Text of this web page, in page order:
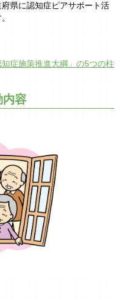
県に認知症ピアサポート活
症施策推進大綱」の5つの柱
内容